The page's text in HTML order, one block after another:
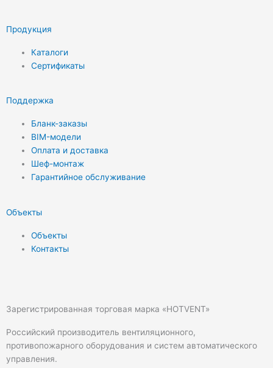
Продукция
Каталоги
Сертификаты
Поддержка
Бланк-заказы
BIM-модели
Оплата и доставка
Шеф-монтаж
Гарантийное обслуживание
Объекты
Объекты
Контакты
Зарегистрированная торговая марка «HOTVENT»
Российский производитель вентиляционного,
противопожарного оборудования и систем автоматического
управления.